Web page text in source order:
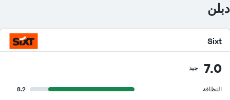
دبلن
Sixt
7.0 جيد
النظافة
8.2